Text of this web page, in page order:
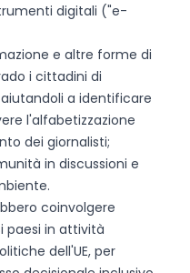
digitali ("e-
e altre forme di
i cittadini di
a identificare
l'alfabetizzazione
dei giornalisti;
in discussioni e
coinvolgere
paesi in attività
dell'UE, per